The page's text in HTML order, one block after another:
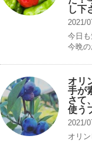
し下
2021/
今日
今晩の
オリ
手が
さて
使う
2021/
オリ